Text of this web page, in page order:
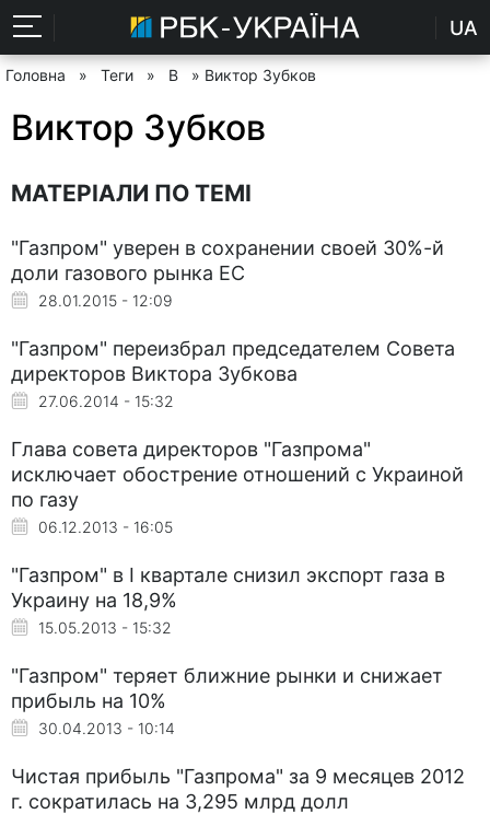
UA
Головна » Теги » В » Виктор Зубков
Виктор Зубков
МАТЕРІАЛИ ПО ТЕМІ
"Газпром" уверен в сохранении своей 30%-й
доли газового рынка ЕС
28.01.2015 - 12:09
"Газпром" переизбрал председателем Совета
директоров Виктора Зубкова
27.06.2014 - 15:32
Глава совета директоров "Газпрома"
исключает обострение отношений с Украиной
по газу
06.12.2013 - 16:05
"Газпром" в I квартале снизил экспорт газа в
Украину на 18,9%
15.05.2013 - 15:32
"Газпром" теряет ближние рынки и снижает
прибыль на 10%
30.04.2013 - 10:14
Чистая прибыль "Газпрома" за 9 месяцев 2012
г. сократилась на 3,295 млрд долл